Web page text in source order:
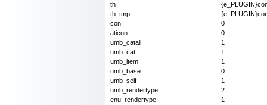
th
th_tmp
con
0
aticon
0
umb_catall
1
umb_cat
1
umb_item
1
umb_base
0
umb_self
1
umb_rendertype
2
enu_rendertype
1